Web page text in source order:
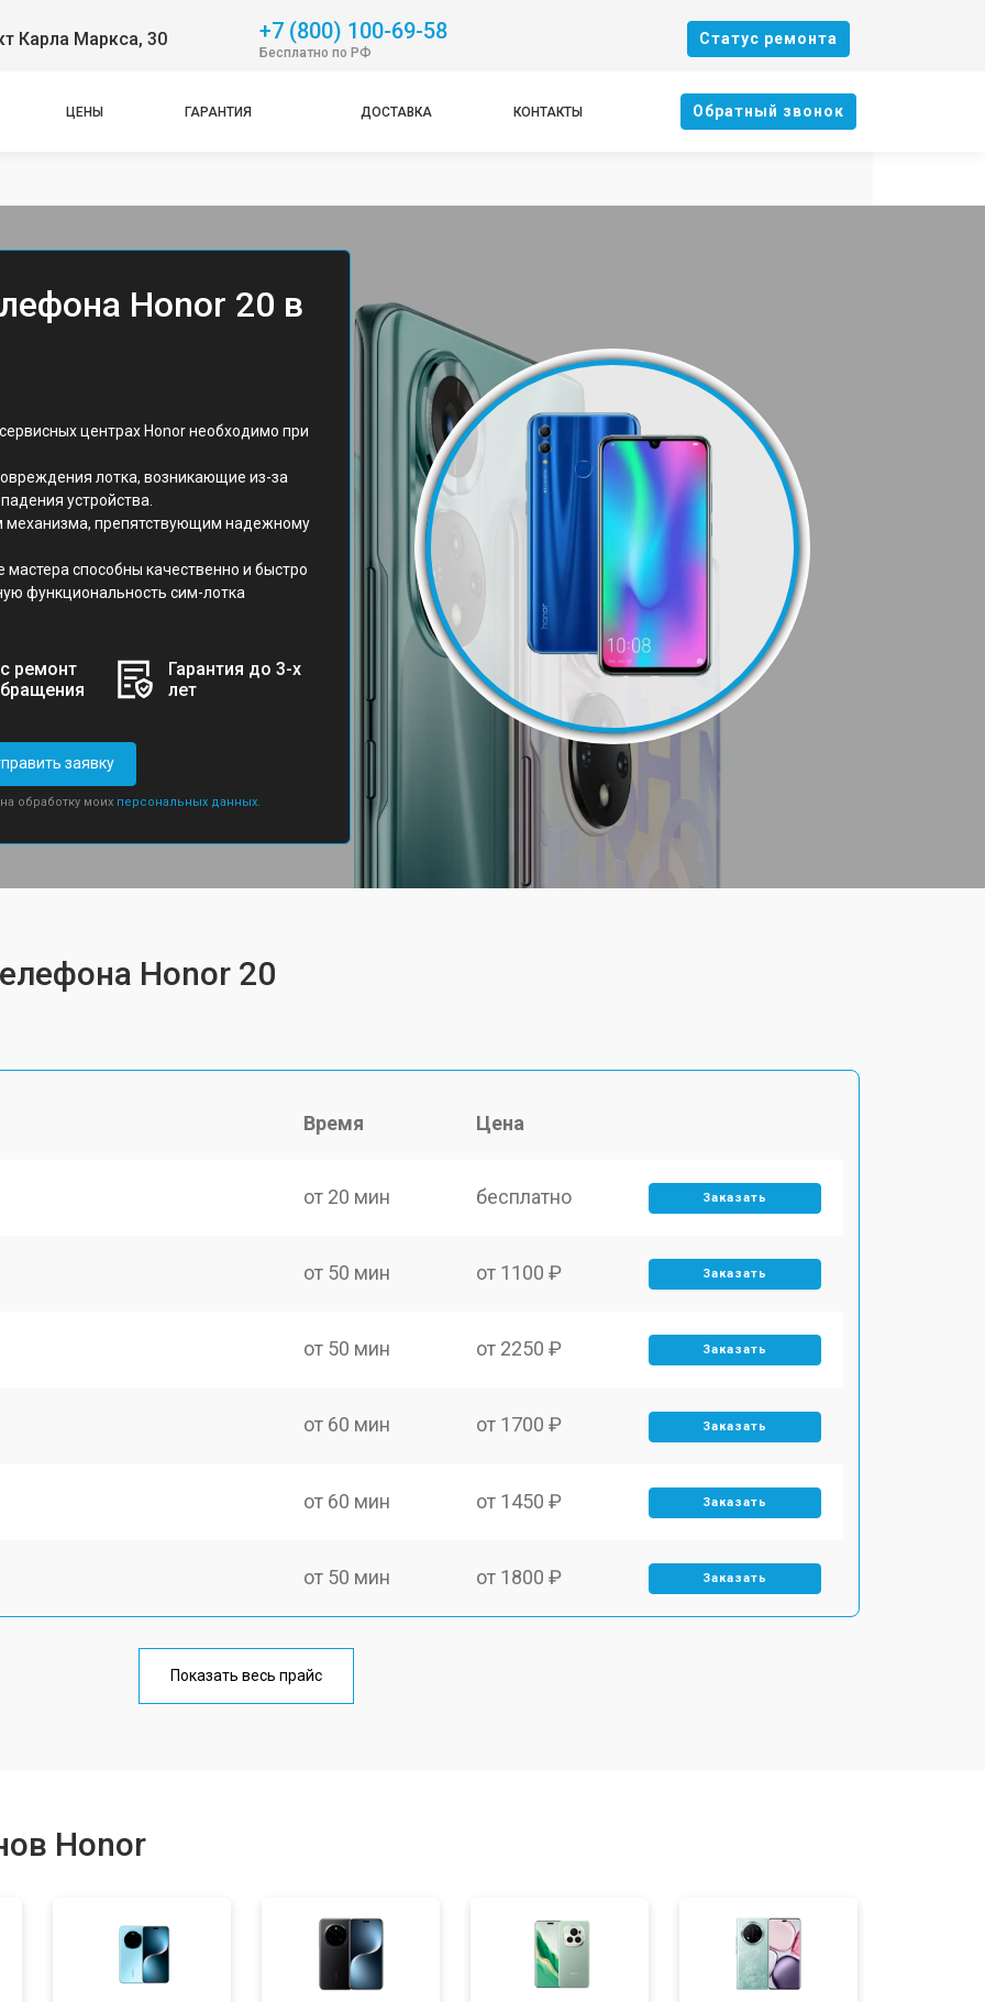
Карла Маркса, 30 +7 (800) 100-69-58
Бесплатно по РФ
Cтатус ремонта
ЦЕНЫ ГАРАНТИЯ ДОСТАВКА КОНТАКТЫ Oбратный звонок
Honor 20 в
центрах Honor необходимо при
лотка, возникающие из-за
устройства.
механизма, препятствующим надежному
способны качественно и быстро
функциональность сим-лотка
ремонт
Гарантия до 3-х
лет
заявку
обработку моих персональных данных.
Honor 20
Время Цена
от 20 мин бесплатно Заказать
от 50 мин от 1100 ₽ Заказать
от 50 мин от 2250 ₽ Заказать
от 60 мин от 1700 ₽ Заказать
от 60 мин от 1450 ₽ Заказать
от 50 мин от 1800 ₽ Заказать
от 70 мин
от 80 мин от 2700 ₽ Заказать
Показать весь прайс
Honor